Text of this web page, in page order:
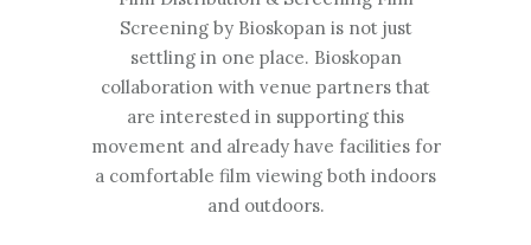
Screening by Bioskopan is not just
settling in one place. Bioskopan
collaboration with venue partners that
are interested in supporting this
movement and already have facilities for
a comfortable film viewing both indoors
and outdoors.